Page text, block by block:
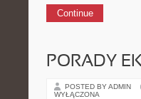
Continue
PORADY
POSTED BY ADMIN
WYŁĄCZONA